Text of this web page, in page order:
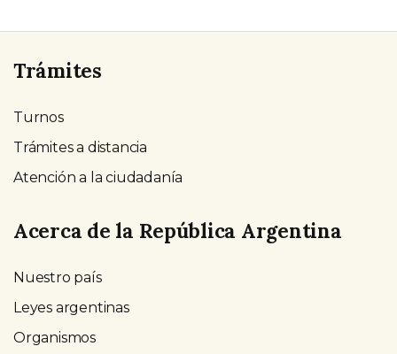
Trámites
Turnos
Trámites a distancia
Atención a la ciudadanía
Acerca de la República Argentina
Nuestro país
Leyes argentinas
Organismos